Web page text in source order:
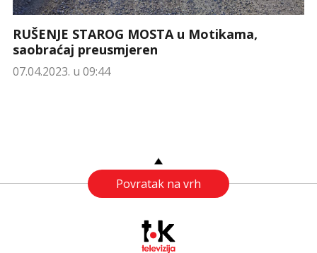
RUŠENJE STAROG MOSTA u Motikama,
saobraćaj preusmjeren
07.04.2023. u 09:44
Povratak na vrh